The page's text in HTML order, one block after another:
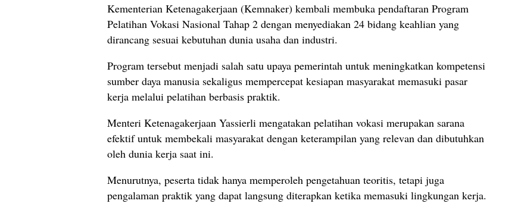
Kementerian Ketenagakerjaan (Kemnaker) kembali membuka pendaftaran Program
Pelatihan Vokasi Nasional Tahap 2 dengan menyediakan 24 bidang keahlian yang
dirancang sesuai kebutuhan dunia usaha dan industri.
Program tersebut menjadi salah satu upaya pemerintah untuk meningkatkan kompetensi
sumber daya manusia sekaligus mempercepat kesiapan masyarakat memasuki pasar
kerja melalui pelatihan berbasis praktik.
Menteri Ketenagakerjaan Yassierli mengatakan pelatihan vokasi merupakan sarana
efektif untuk membekali masyarakat dengan keterampilan yang relevan dan dibutuhkan
oleh dunia kerja saat ini.
Menurutnya, peserta tidak hanya memperoleh pengetahuan teoritis, tetapi juga
pengalaman praktik yang dapat langsung diterapkan ketika memasuki lingkungan kerja.